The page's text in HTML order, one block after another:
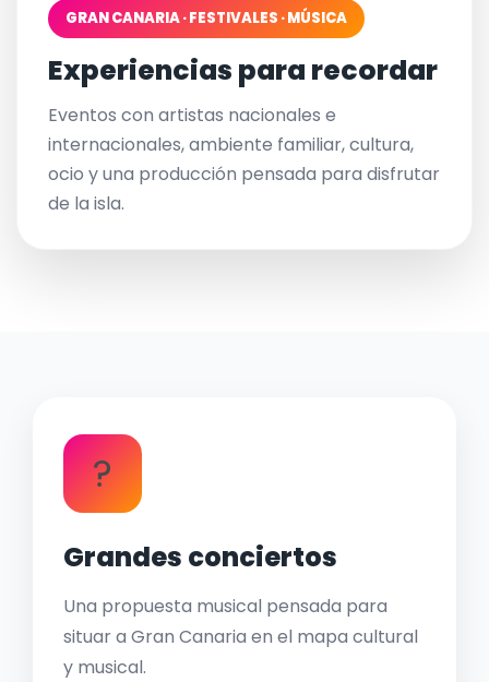
GRAN CANARIA · FESTIVALES · MÚSICA
Experiencias para recordar
Eventos con artistas nacionales e
internacionales, ambiente familiar, cultura,
ocio y una producción pensada para disfrutar
de la isla.
?
Grandes conciertos
Una propuesta musical pensada para
situar a Gran Canaria en el mapa cultural
y musical.